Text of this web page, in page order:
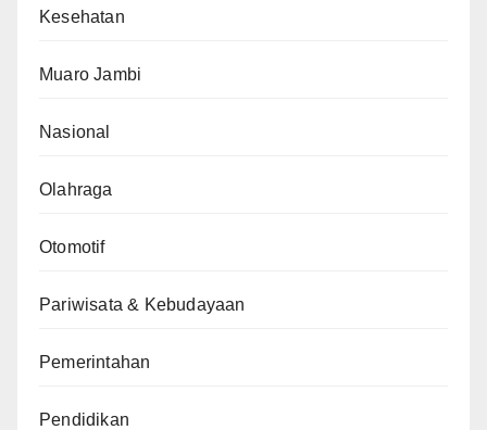
Kesehatan
Muaro Jambi
Nasional
Olahraga
Otomotif
Pariwisata & Kebudayaan
Pemerintahan
Pendidikan